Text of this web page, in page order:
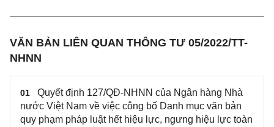
Thông tư 34/2014/TT-NHNN ,Thông tư 40/2014/TT-
NHNN
VĂN BẢN LIÊN QUAN THÔNG TƯ 05/2022/TT-
NHNN
01
Quyết định 127/QĐ-NHNN của Ngân hàng Nhà
nước Việt Nam về việc công bố Danh mục văn bản
quy phạm pháp luật hết hiệu lực, ngưng hiệu lực toàn